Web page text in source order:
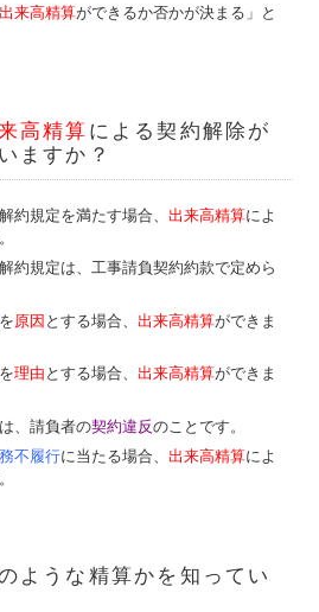
出来高精算ができるか否かが決まる」と
高精算 による契約解除が
ますか？
約規定を満たす場合、出来高精算によ
約規定は、工事請負契約約款で定めら
を 原因 とする場合、出来高精算ができま
を理由 とする場合、出来高精算ができま
、請負者の契約違反のことです。
不履行に当たる場合、出来高精算によ
ような精算かを知ってい